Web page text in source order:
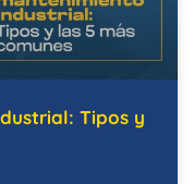
Tipos y